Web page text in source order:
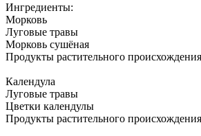
Ингредиенты:
Морковь
Луговые травы
Морковь сушёная
Продукты растительного происхождения
Календула
Луговые травы
Цветки календулы
Продукты растительного происхождения